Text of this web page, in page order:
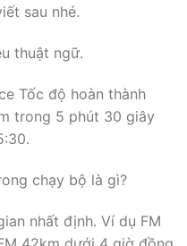
sau nhé.
thuật ngữ.
Tốc độ hoàn thành
trong 5 phút 30 giây
chạy bộ là gì?
nhất định. Ví dụ FM